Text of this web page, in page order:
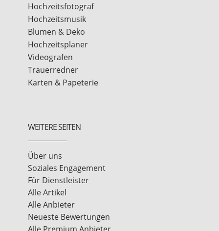
Hochzeitsfotograf
Hochzeitsmusik
Blumen & Deko
Hochzeitsplaner
Videografen
Trauerredner
Karten & Papeterie
WEITERE SEITEN
Über uns
Soziales Engagement
Für Dienstleister
Alle Artikel
Alle Anbieter
Neueste Bewertungen